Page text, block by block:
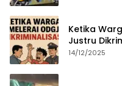
Ketika
Justru
14/12/2025